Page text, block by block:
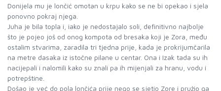
Donijela mu je lončić omotan u krpu kako se ne bi opekao i sjela
ponovno pokraj njega.
Juha je bila topla i, iako je nedostajalo soli, definitivno najbolje
što je pojeo još od onog kompota od bresaka koji je Zora, među
ostalim stvarima, zaradila tri tjedna prije, kada je prokrijumčarila
na metre dasaka iz istočne pilane u centar. Ona i Izak tada su ih
nacijepali i nalomili kako su znali pa ih mijenjali za hranu, vodu i
potrepštine.
Došao je već do pola lončića prije nego se sjetio Zore i pružio ga